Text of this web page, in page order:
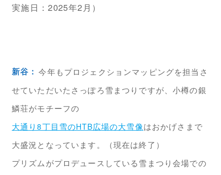
実施日：2025年2月）
新谷： 今年もプロジェクションマッピングを担当さ
せていただいたさっぽろ雪まつりですが、小樽の銀
鱗荘がモチーフの
大通り8丁目雪のHTB広場の大雪像はおかげさまで
大盛況となっています。（現在は終了）
プリズムがプロデュースしている雪まつり会場での